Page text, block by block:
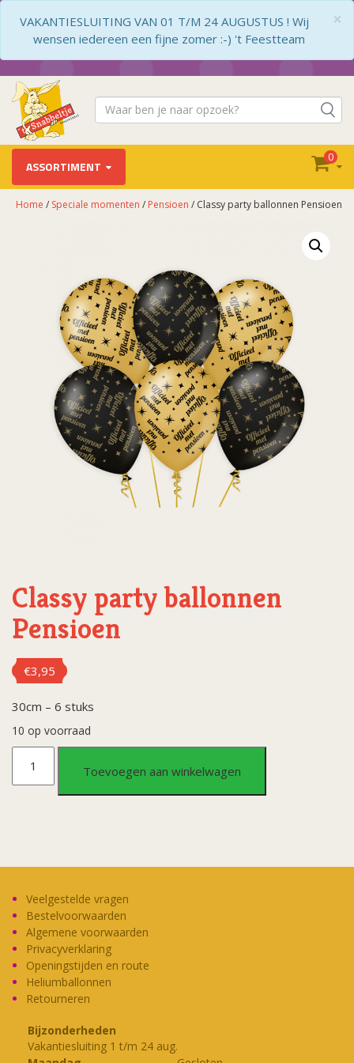
×
VAKANTIESLUITING VAN 01 T/M 24 AUGUSTUS ! Wij
wensen iedereen een fijne zomer :-) 't Feestteam
ASSORTIMENT
0
Home / Speciale momenten / Pensioen / Classy party ballonnen Pensioen
Classy party ballonnen
Pensioen
€3,95
30cm – 6 stuks
10 op voorraad
Classy
Pensioen
aantal
Toevoegen aan winkelwagen
Veelgestelde vragen
Bestelvoorwaarden
Algemene voorwaarden
Privacyverklaring
Openingstijden en route
Heliumballonnen
Retourneren
Bijzonderheden
Vakantiesluiting 1 t/m 24 aug.